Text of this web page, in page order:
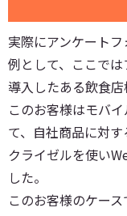
実際にアンケート
例として、ここで
導入したある飲食店
このお客様はモバ
て、自社商品に対
クライゼルを使い
した。
このお客様のケー